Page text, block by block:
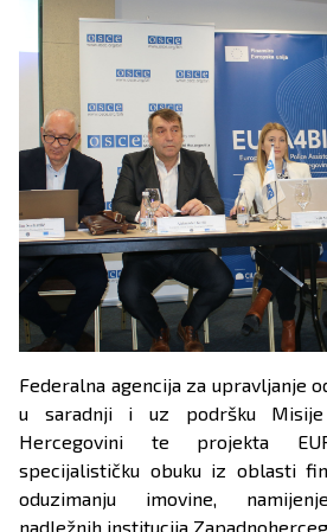
Federalna agencija za upravljanje
u saradnji i uz podršku
Hercegovini te projekta
specijalističku obuku iz oblasti
oduzimanju imovine,
nadležnih institucija